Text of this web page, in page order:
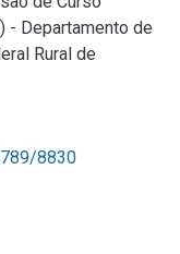
- Departamento de
Rural de
8830